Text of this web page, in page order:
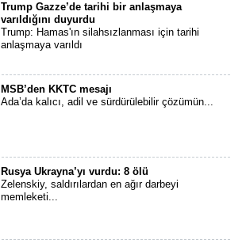
Trump Gazze’de tarihi bir anlaşmaya
varıldığını duyurdu
Trump: Hamas'ın silahsızlanması için tarihi
anlaşmaya varıldı
MSB’den KKTC mesajı
Ada’da kalıcı, adil ve sürdürülebilir çözümün...
Rusya Ukrayna’yı vurdu: 8 ölü
Zelenskiy, saldırılardan en ağır darbeyi
memleketi...